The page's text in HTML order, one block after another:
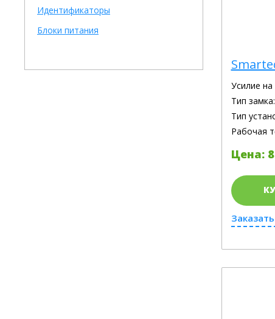
Идентификаторы
Блоки питания
Усилие
Тип замка:
Тип
Рабочая
Цена: